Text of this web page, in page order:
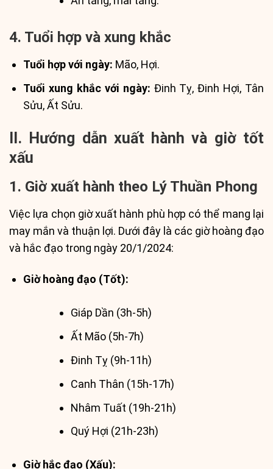
4. Tuổi hợp và xung khắc
Tuổi hợp với ngày: Mão, Hợi.
Tuổi xung khắc với ngày: Đinh Tỵ, Đinh Hợi, Tân
Sửu, Ất Sửu.
II. Hướng dẫn xuất hành và giờ tốt
xấu
1. Giờ xuất hành theo Lý Thuần Phong
Việc lựa chọn giờ xuất hành phù hợp có thể mang lại
may mắn và thuận lợi. Dưới đây là các giờ hoàng đạo
và hắc đạo trong ngày 20/1/2024:
Giờ hoàng đạo (Tốt):
Giáp Dần (3h-5h)
Ất Mão (5h-7h)
Đinh Tỵ (9h-11h)
Canh Thân (15h-17h)
Nhâm Tuất (19h-21h)
Quý Hợi (21h-23h)
Giờ hắc đạo (Xấu):